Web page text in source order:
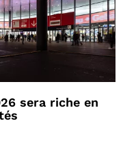
sera riche en